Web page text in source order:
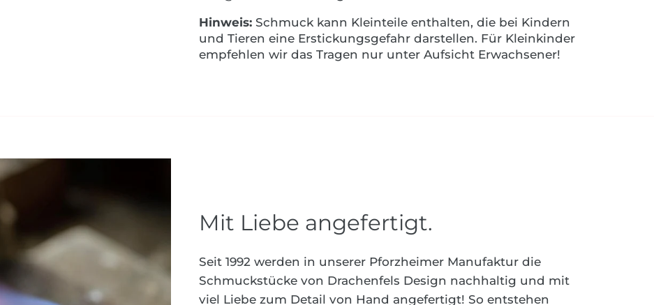
Hinweis: Schmuck kann Kleinteile enthalten, die bei Kindern
und Tieren eine Erstickungsgefahr darstellen. Für Kleinkinder
empfehlen wir das Tragen nur unter Aufsicht Erwachsener!
Mit Liebe angefertigt.
Seit 1992 werden in unserer Pforzheimer Manufaktur die
Schmuckstücke von Drachenfels Design nachhaltig und mit
viel Liebe zum Detail von Hand angefertigt! So entstehen